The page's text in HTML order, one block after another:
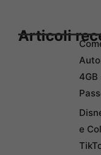
Articoli
4GB
e